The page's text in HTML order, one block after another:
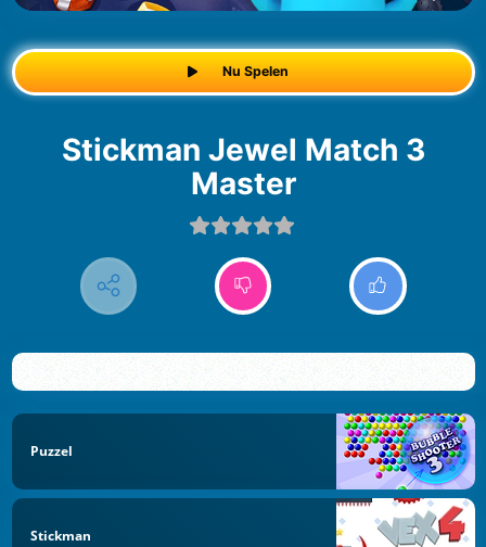
Nu Spelen
Stickman Jewel Match 3
Master
Puzzel
Stickman